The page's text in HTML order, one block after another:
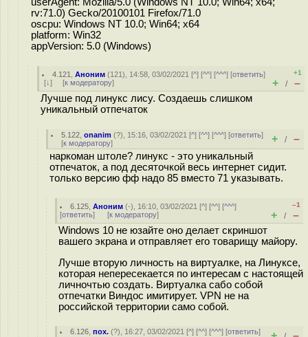
rv:71.0) Gecko/20100101 Firefox/71.0
oscpu: Windows NT 10.0; Win64; x64
platform: Win32
appVersion: 5.0 (Windows)
4.121 ,Аноним (121), 14:58, 03/02/2021 [^] [^^] [^^^] [ответить]
[↓] [к модератору]
+1
+ / –
Лучше под линукс лису. Создаешь слишком
уникальный отпечаток
5.122 ,onanim (?), 15:16, 03/02/2021 [^] [^^] [^^^] [ответить]
[к модератору] + / –
нapкoмaн штoлe? линукс - это уникальный
отпечаток, а под десяточкой весь интернет сидит.
только версию фф надо 85 вместо 71 указывать.
6.125 ,Аноним (-), 16:10, 03/02/2021 [^] [^^] [^^^]
[ответить] [к модератору]
–1
+ / –
Windows 10 не юзайте оно делает скриншот
вашего экрана и отправляет его товарищу майору.
Лучше вторую личность на виртуалке, на Линуксе,
которая непересекается по интересам с настоящей
личночтью создать. Виртуалка сабо собой
отпечатки Виндос имитирует. VPN не на
российской территории само собой.
6.126 ,пох. (?), 16:27, 03/02/2021 [^] [^^] [^^^] [ответить]